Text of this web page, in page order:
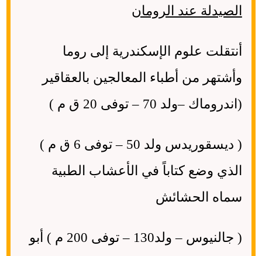
الصيدلة عند الرومان
أنتقلت علوم الإسكندرية إلى روما
وأشتهر من أطباء المعالجين بالعقاقير
(اندروماك –ولد 70 – توفى 20 ق م )
( ديسقوريدس ولد 50 – توفى 6 ق م )
الذي وضع كتاباً في الأعشاب الطبية
سماه الحشائش
( جالنيوس – ولد130 – توفى 200 م ) أبو